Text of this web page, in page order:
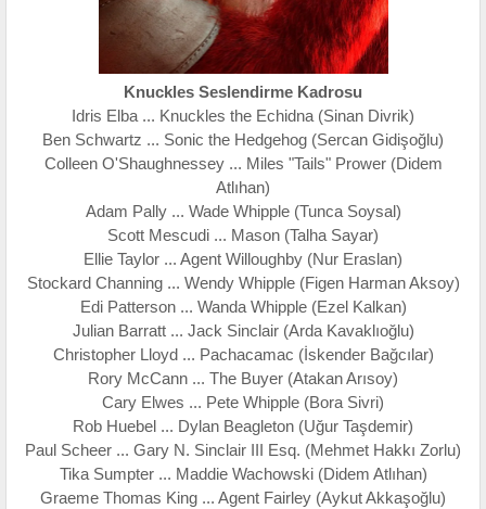
Knuckles Seslendirme Kadrosu
Idris Elba ... Knuckles the Echidna (Sinan Divrik)
Ben Schwartz ... Sonic the Hedgehog (Sercan Gidişoğlu)
Colleen O'Shaughnessey ... Miles "Tails" Prower (Didem
Atlıhan)
Adam Pally ... Wade Whipple (Tunca Soysal)
Scott Mescudi ... Mason (Talha Sayar)
Ellie Taylor ... Agent Willoughby (Nur Eraslan)
Stockard Channing ... Wendy Whipple (Figen Harman Aksoy)
Edi Patterson ... Wanda Whipple (Ezel Kalkan)
Julian Barratt ... Jack Sinclair (Arda Kavaklıoğlu)
Christopher Lloyd ... Pachacamac (İskender Bağcılar)
Rory McCann ... The Buyer (Atakan Arısoy)
Cary Elwes ... Pete Whipple (Bora Sivri)
Rob Huebel ... Dylan Beagleton (Uğur Taşdemir)
Paul Scheer ... Gary N. Sinclair III Esq. (Mehmet Hakkı Zorlu)
Tika Sumpter ... Maddie Wachowski (Didem Atlıhan)
Graeme Thomas King ... Agent Fairley (Aykut Akkaşoğlu)